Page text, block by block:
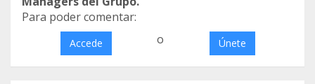
Para poder comentar:
Accede o Únete